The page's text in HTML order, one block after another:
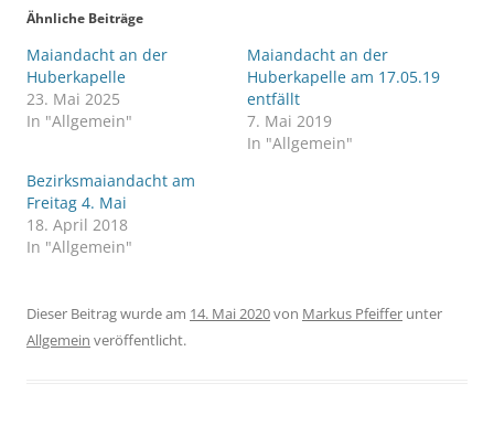
Ähnliche Beiträge
Maiandacht an der
Huberkapelle
23. Mai 2025
In "Allgemein"
Maiandacht an der
Huberkapelle am 17.05.19
entfällt
7. Mai 2019
In "Allgemein"
Bezirksmaiandacht am
Freitag 4. Mai
18. April 2018
In "Allgemein"
Dieser Beitrag wurde am 14. Mai 2020von Markus Pfeiffer unter
Allgemein veröffentlicht.